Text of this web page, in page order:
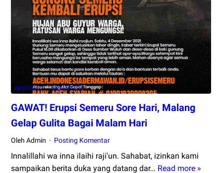
Friatna
Terpilih
menjadi
Ketua
PW
Fatayat
NU
Aceh
Masa
2021
–
2026
NASIONAL NUSANTARA
GAWAT! Erupsi Semeru Sore Hari, Malang
Gelap Gulita Bagai Malam Hari
Oleh Admin Posting Komentar
Innalillahi wa inna ilaihi raji'un. Sahabat, izinkan kami
sampaikan berita duka yang datang dar… Read more »